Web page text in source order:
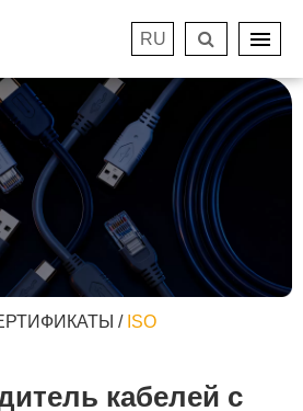
RU
ISO
кабелей с